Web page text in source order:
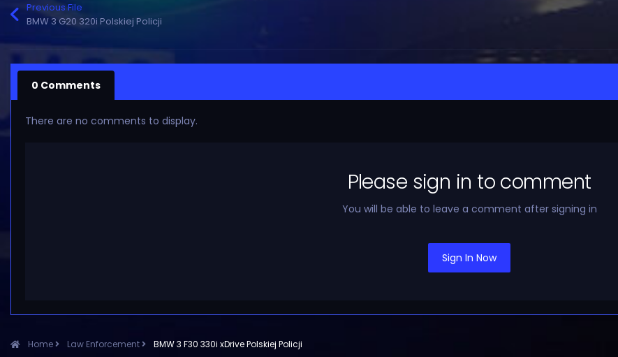
Previous File
BMW 3 G20 320i Polskiej Policji
0 Comments
There are no comments to display.
Please sign in to comment
You will be able to leave a comment after signing in
Sign In Now
Home Law Enforcement BMW 3 F30 330i xDrive Polskiej Policji